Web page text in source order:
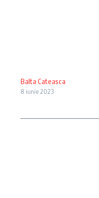
Balta Cateasca
8 iunie 2023